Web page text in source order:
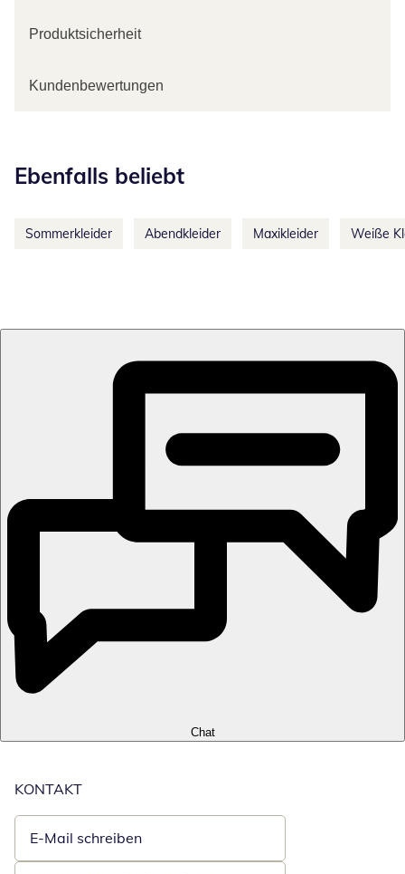
Produktsicherheit
Kundenbewertungen
Ebenfalls beliebt
Sommerkleider Abendkleider Maxikleider Weiße
Chat
KONTAKT
E-Mail schreiben
Öffnet E-Mail-Client